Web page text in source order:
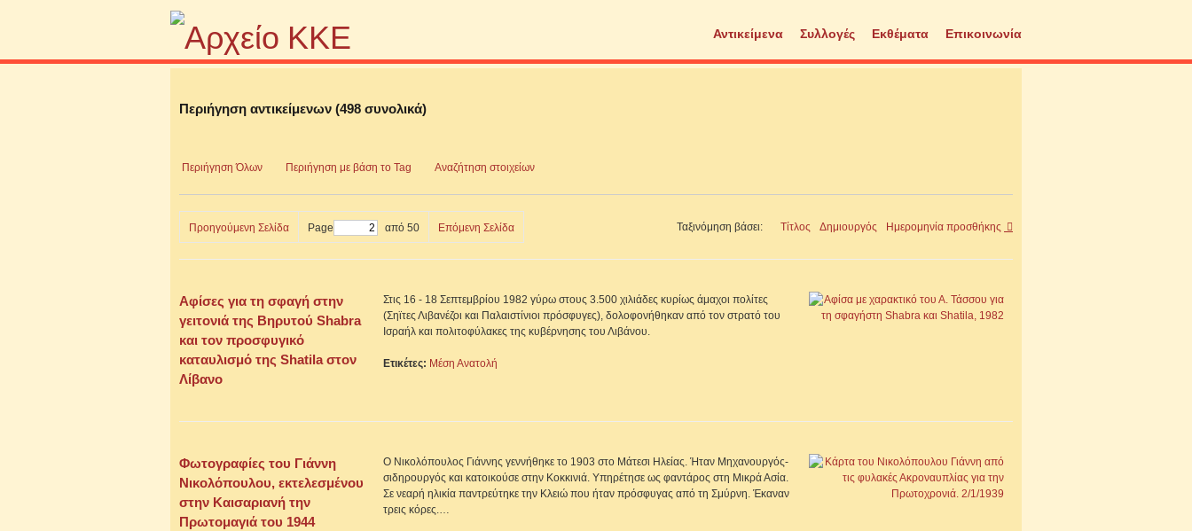
Αντικείμενα Συλλογές Εκθέματα Επικοινωνία
Περιήγηση αντικείμενων (498 συνολικά)
Περιήγηση Όλων Περιήγηση με βάση το Tag Αναζήτηση στοιχείων
Προηγούμενη Σελίδα Page από 50 Επόμενη Σελίδα Ταξινόμηση βάσει: Τίτλος Δημιουργός Ημερομηνία προσθήκης
Αφίσες για τη σφαγή στην
γειτονιά της Βηρυτού Shabra
και τον προσφυγικό
καταυλισμό της Shatila στον
Λίβανο
Στις 16 - 18 Σεπτεμβρίου 1982 γύρω στους 3.500 χιλιάδες κυρίως άμαχοι πολίτες
(Σηϊτες Λιβανέζοι και Παλαιστίνιοι πρόσφυγες), δολοφονήθηκαν από τον στρατό του
Ισραήλ και πολιτοφύλακες της κυβέρνησης του Λιβάνου.
Ετικέτες: Μέση Ανατολή
Φωτογραφίες του Γιάννη
Νικολόπουλου, εκτελεσμένου
στην Καισαριανή την
Πρωτομαγιά του 1944
Ο Νικολόπουλος Γιάννης γεννήθηκε το 1903 στο Μάτεσι Ηλείας. Ήταν Μηχανουργός-
σιδηρουργός και κατοικούσε στην Κοκκινιά. Υπηρέτησε ως φαντάρος στη Μικρά Ασία.
Σε νεαρή ηλικία παντρεύτηκε την Κλειώ που ήταν πρόσφυγας από τη Σμύρνη. Έκαναν
τρεις κόρες.…